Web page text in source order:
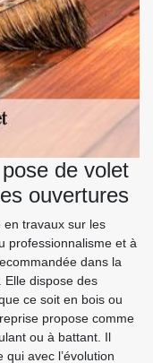
de volet
ouvertures
en travaux sur les
professionnalisme et à
dans la
Elle dispose des
ce soit en bois ou
propose comme
ou à battant. Il
avec l’évolution